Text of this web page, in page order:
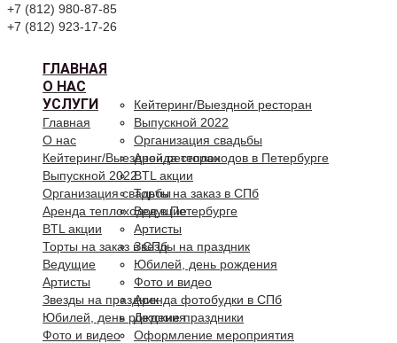
+7 (812) 980-87-85
+7 (812) 923-17-26
ГЛАВНАЯ
О НАС
УСЛУГИ
Кейтеринг/Выездной ресторан
Выпускной 2022
Организация свадьбы
Аренда теплоходов в Петербурге
BTL акции
Торты на заказ в СПб
Ведущие
Артисты
Звезды на праздник
Юбилей, день рождения
Фото и видео
Аренда фотобудки в СПб
Детские праздники
Оформление мероприятия
Главная
О нас
Кейтеринг/Выездной ресторан
Выпускной 2022
Организация свадьбы
Аренда теплоходов в Петербурге
BTL акции
Торты на заказ в СПб
Ведущие
Артисты
Звезды на праздник
Юбилей, день рождения
Фото и видео